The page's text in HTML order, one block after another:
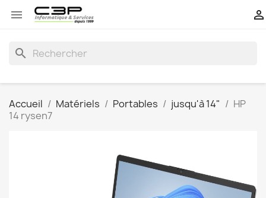
 
search
Accueil Matériels Portables jusqu'à 14"
HP
14 rysen7